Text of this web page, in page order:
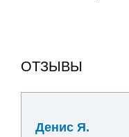
ОТЗЫВЫ
Денис Я.